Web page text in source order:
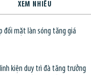
XEM NHIỀU
đối mặt làn sóng tăng giá
kiện duy trì đà tăng trưởng